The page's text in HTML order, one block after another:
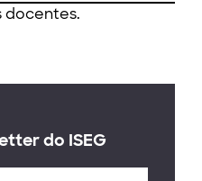
docentes.
do ISEG